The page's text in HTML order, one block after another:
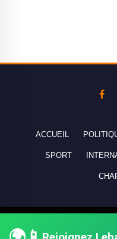
ACCUEIL
SPORT
réservés